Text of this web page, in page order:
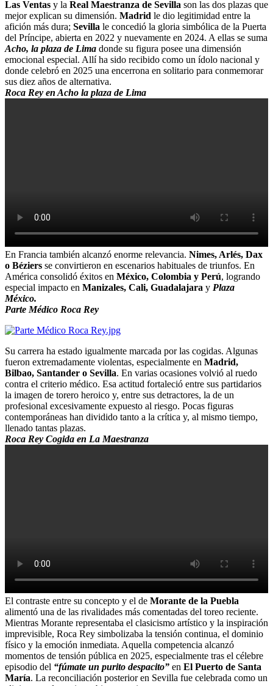
Las Ventas y la Real Maestranza de Sevilla son las dos plazas que
mejor explican su dimensión. Madrid le dio legitimidad entre la
afición más dura; Sevilla le concedió la gloria simbólica de la Puerta
del Príncipe, abierta en 2022 y nuevamente en 2024. A ellas se suma
Acho, la plaza de Lima donde su figura posee una dimensión
emocional especial. Allí ha sido recibido como un ídolo nacional y
donde celebró en 2025 una encerrona en solitario para conmemorar
sus diez años de alternativa.
Roca Rey en Acho la plaza de Lima
En Francia también alcanzó enorme relevancia. Nimes, Arlés, Dax
o Béziers se convirtieron en escenarios habituales de triunfos. En
América consolidó éxitos en México, Colombia y Perú, logrando
especial impacto en Manizales, Cali, Guadalajara y Plaza
México.
Parte Médico Roca Rey
Su carrera ha estado igualmente marcada por las cogidas. Algunas
fueron extremadamente violentas, especialmente en Madrid,
Bilbao, Santander o Sevilla. En varias ocasiones volvió al ruedo
contra el criterio médico. Esa actitud fortaleció entre sus partidarios
la imagen de torero heroico y, entre sus detractores, la de un
profesional excesivamente expuesto al riesgo. Pocas figuras
contemporáneas han dividido tanto a la crítica y, al mismo tiempo,
llenado tantas plazas.
Roca Rey Cogida en La Maestranza
El contraste entre su concepto y el de Morante de la Puebla
alimentó una de las rivalidades más comentadas del toreo reciente.
Mientras Morante representaba el clasicismo artístico y la inspiración
imprevisible, Roca Rey simbolizaba la tensión continua, el dominio
físico y la emoción inmediata. Aquella competencia alcanzó
momentos de tensión pública en 2025, especialmente tras el célebre
episodio del “fúmate un purito despacito” en El Puerto de Santa
María. La reconciliación posterior en Sevilla fue celebrada como un